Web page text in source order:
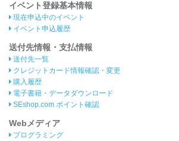
イベント登録基本情報
現在申込中のイベント
イベント申込履歴
送付先情報・支払情報
送付先一覧
クレジットカード情報確認・変更
購入履歴
電子書籍・データダウンロード
SEshop.com ポイント確認
Webメディア
プログラミング